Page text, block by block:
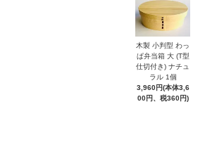
木製 小判型 わっ
ぱ弁当箱 大 (T型
仕切付き) ナチュ
ラル 1個
3,960円(本体3,6
00円、税360円)